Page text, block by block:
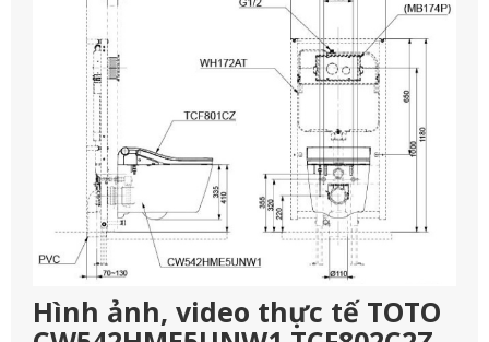
Hình ảnh, video thực tế TOTO